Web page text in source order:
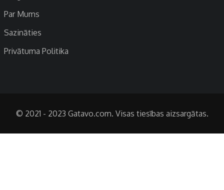
Par Mums
Sazināties
Privātuma Politika
© 2021 - 2023 Gatavo.com. Visas tiesības aizsargātas.